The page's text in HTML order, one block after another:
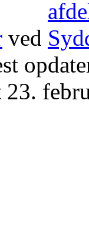
ved
23.